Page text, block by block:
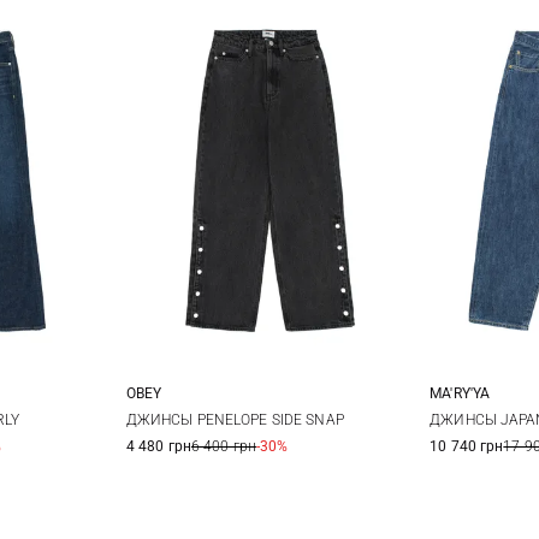
24 25 26
OBEY
ДЖИНСЫ PENELOPE SIDE SNAP
4 480 грн6 400 грн-30%
XS
MA'RY'YA
ДЖИНСЫ
10 740 грн17